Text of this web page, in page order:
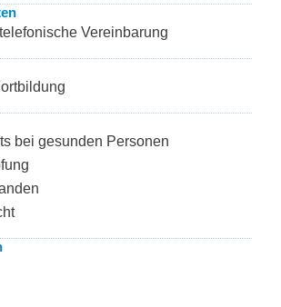
Vereinbarung
bei gesunden Personen